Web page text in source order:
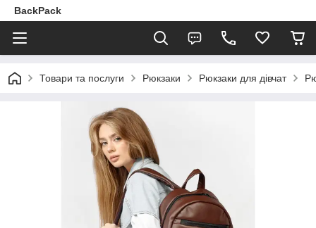
BackPack
Товари та послуги Рюкзаки Рюкзаки для дівчат